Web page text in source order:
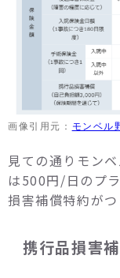
画像引用元： モンベル
見ての通りモン
は500円/日のプ
損害補償特約が
携行品損害